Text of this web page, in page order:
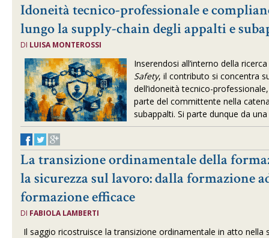
Idoneità tecnico-professionale e
lungo la supply-chain degli appalti e
DI LUISA MONTEROSSI
Inserendosi all’interno della
Safety, il contributo si concentra
dell’idoneità tecnico-
parte del committente nella
subappalti. Si parte dunque da
La transizione ordinamentale della
la sicurezza sul lavoro: dalla formazione
formazione efficace
DI FABIOLA LAMBERTI
Il saggio ricostruisce la transizione ordinamentale in atto nella